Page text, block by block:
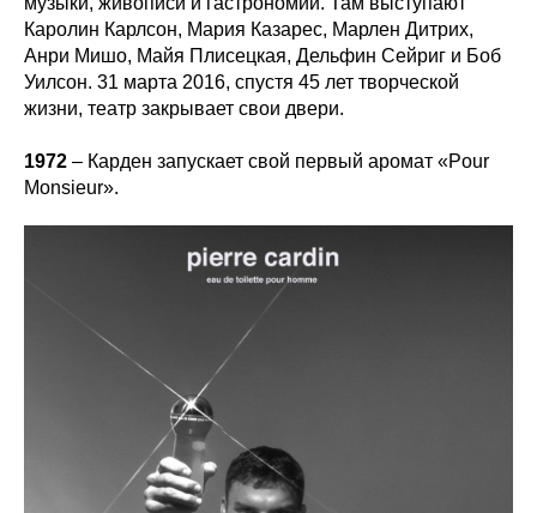
Каролин Карлсон, Мария Казарес, Марлен Дитрих,
Анри Мишо, Майя Плисецкая, Дельфин Сейриг и Боб
Уилсон. 31 марта 2016, спустя 45 лет творческой
жизни, театр закрывает свои двери.
1972 – Карден запускает свой первый аромат «Pour
Monsieur».